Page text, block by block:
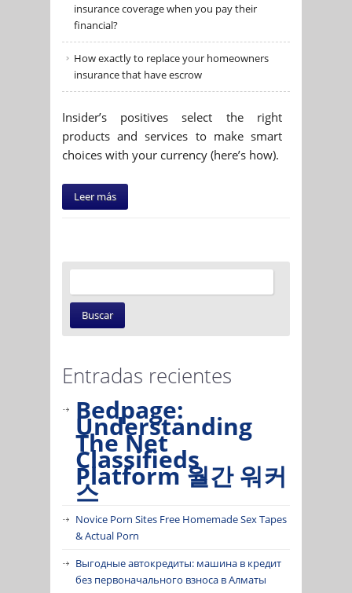
insurance coverage when you pay their
financial?
How exactly to replace your homeowners
insurance that have escrow
Insider’s positives select the right
products and services to make smart
choices with your currency (here’s how).
Leer más
Entradas recientes
Bedpage:
Understanding
The Net
Classifieds
Platform 월간 워커
스
Novice Porn Sites Free Homemade Sex Tapes
& Actual Porn
Выгодные автокредиты: машина в кредит
без первоначального взноса в Алматы